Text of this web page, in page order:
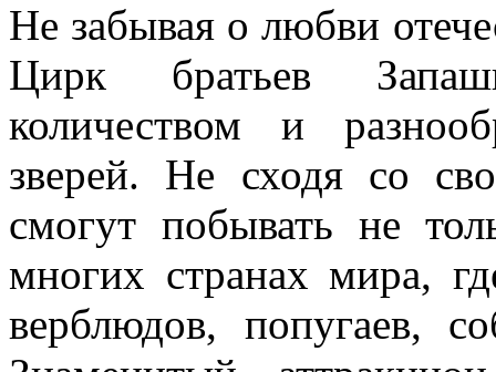
Не забывая о любви
Цирк братьев
количеством и
зверей. Не сходя со
смогут побывать не
многих странах мира,
верблюдов, попугаев,